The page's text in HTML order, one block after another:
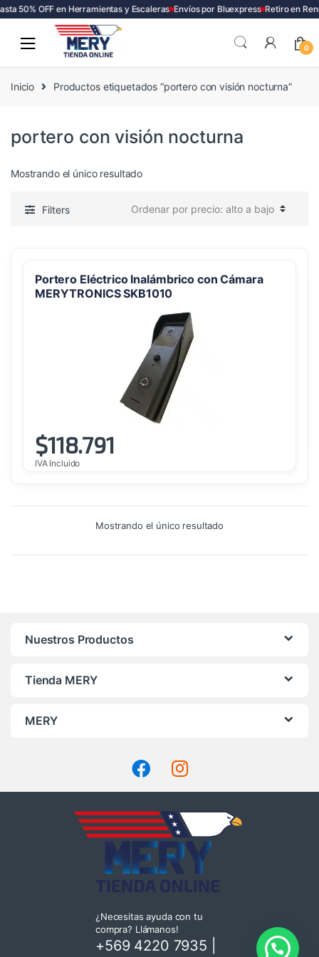
50% OFF en Herramientas y Escaleras Envíos por Bluexpress Retiro en
0
Inicio Productos etiquetados “portero con visión nocturna”
portero con visión nocturna
Mostrando el único resultado
Filters
Portero Eléctrico Inalámbrico con Cámara
MERYTRONICS SKB1010
$118.791
IVA Incluido
Mostrando el único resultado
Nuestros Productos
Tienda MERY
MERY
¿Necesitas ayuda con tu
compra? Llámanos!
+569 4220 7935